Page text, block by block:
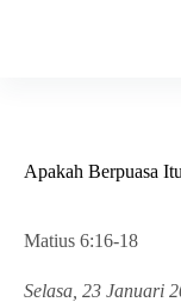
Apakah Berpuasa
Matius 6:16-18
Selasa, 23 Januari